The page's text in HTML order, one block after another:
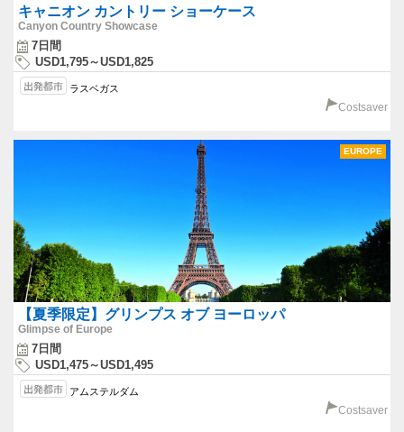
キャニオン カントリー ショーケース
Canyon Country Showcase
7日間
USD1,795～USD1,825
ラスベガス
Costsaver
EUROPE
【夏季限定】グリンプス オブ ヨーロッパ
Glimpse of Europe
7日間
USD1,475～USD1,495
アムステルダム
Costsaver